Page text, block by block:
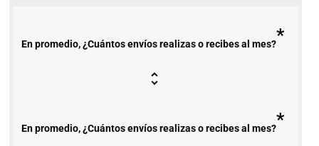
En promedio, ¿Cuántos envíos realizas o recibes al mes?*
En promedio, ¿Cuántos envíos realizas o recibes al mes?*